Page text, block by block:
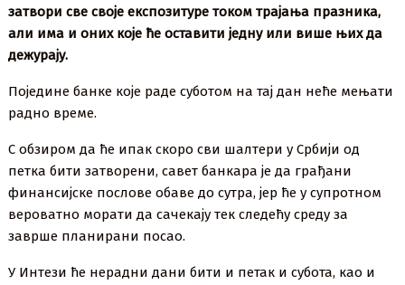
затвори све своје експозитуре током трајања празника,
али има и оних које ће оставити једну или више њих да
дежурају.
Поједине банке које раде суботом на тај дан неће мењати
радно време.
С обзиром да ће ипак скоро сви шалтери у Србији од
петка бити затворени, савет банкара је да грађани
финансијске послове обаве до сутра, јер ће у супротном
вероватно морати да сачекају тек следећу среду за
заврше планирани посао.
У Интези ће нерадни дани бити и петак и субота, као и